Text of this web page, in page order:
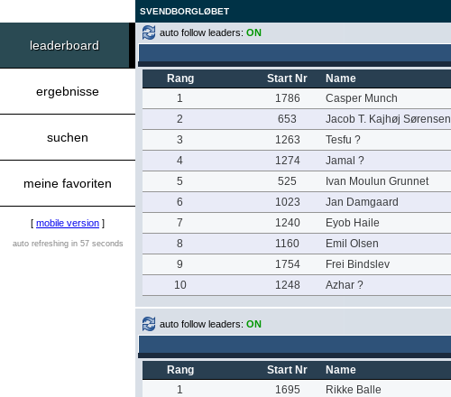
SVENDBORGLØBET
leaderboard
ergebnisse
suchen
meine favoriten
[ mobile version ]
auto refreshing in 57 seconds
auto follow leaders: ON
Rang Start Nr Name
1
1786 Casper Munch
2
653 Jacob T. Kajhøj Sørensen
3
1263 Tesfu ?
4
1274 Jamal ?
5
525 Ivan Moulun Grunnet
6
1023 Jan Damgaard
7
1240 Eyob Haile
8
1160 Emil Olsen
9
1754 Frei Bindslev
10
1248 Azhar ?
auto follow leaders: ON
Rang Start Nr Name
1
1695 Rikke Balle